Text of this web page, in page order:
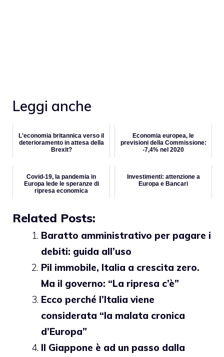
Leggi anche
L'economia britannica verso il
deterioramento in attesa della
Brexit?
Economia europea, le
previsioni della Commissione:
-7,4% nel 2020
Covid-19, la pandemia in
Europa lede le speranze di
ripresa economica
Investimenti: attenzione a
Europa e Bancari
Related Posts:
Baratto amministrativo per pagare i
debiti: guida all’uso
Pil immobile, Italia a crescita zero.
Ma il governo: “La ripresa c’è”
Ecco perché l’Italia viene
considerata “la malata cronica
d’Europa”
Il Giappone è ad un passo dalla